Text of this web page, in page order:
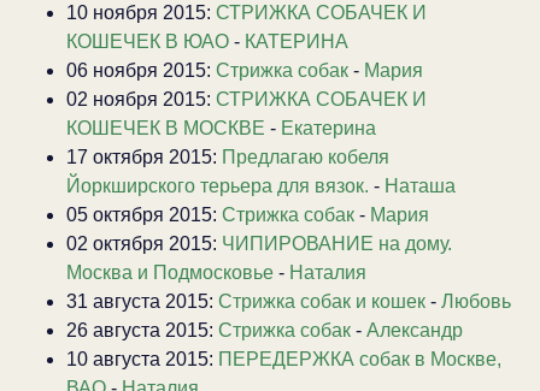
10 ноября 2015: СТРИЖКА СОБАЧЕК И
КОШЕЧЕК В ЮАО - КАТЕРИНА
06 ноября 2015: Стрижка собак - Мария
02 ноября 2015: СТРИЖКА СОБАЧЕК И
КОШЕЧЕК В МОСКВЕ - Екатерина
17 октября 2015: Предлагаю кобеля
Йоркширского терьера для вязок. - Наташа
05 октября 2015: Стрижка собак - Мария
02 октября 2015: ЧИПИРОВАНИЕ на дому.
Москва и Подмосковье - Наталия
31 августа 2015: Стрижка собак и кошек - Любовь
26 августа 2015: Стрижка собак - Александр
10 августа 2015: ПЕРЕДЕРЖКА собак в Москве,